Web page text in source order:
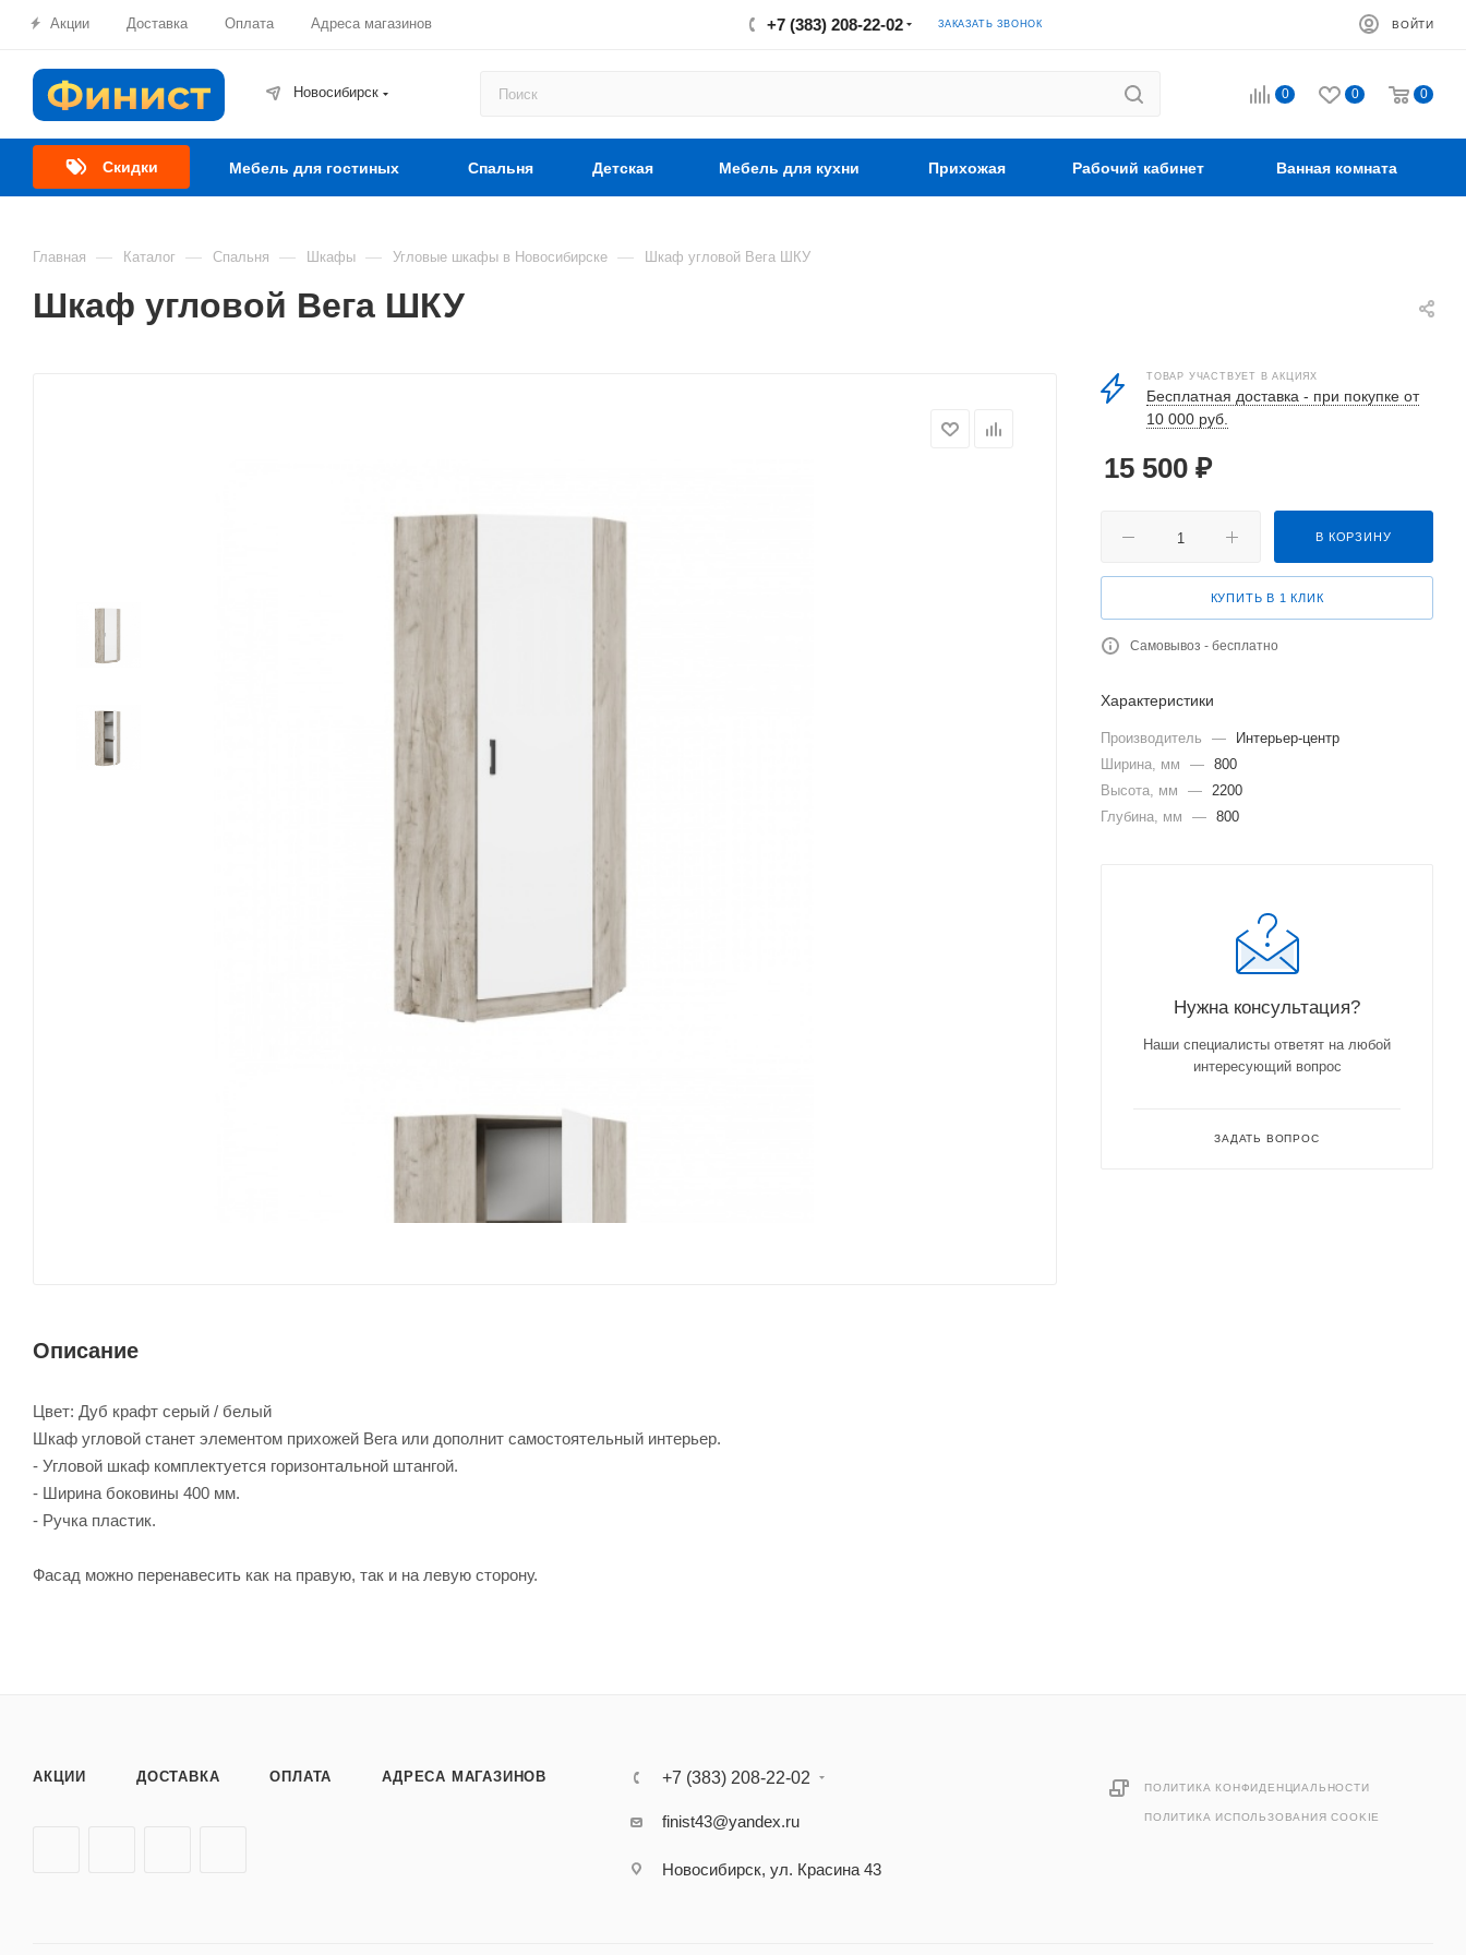
Акции Доставка Оплата Адреса магазинов +7 (383) 208-22-02 ЗАКАЗАТЬ ЗВОНОК ВОЙТИ
Новосибирск 0 0 0
Скидки Мебель для гостиных Спальня Детская Мебель для кухни Прихожая Рабочий кабинет Ванная комната
Главная — Каталог — Спальня — Шкафы — Угловые шкафы в Новосибирске — Шкаф угловой Вега ШКУ
Шкаф угловой Вега ШКУ
Описание
Цвет: Дуб крафт серый / белый
Шкаф угловой станет элементом прихожей Вега или дополнит самостоятельный интерьер.
- Угловой шкаф комплектуется горизонтальной штангой.
- Ширина боковины 400 мм.
- Ручка пластик.
Фасад можно перенавесить как на правую, так и на левую сторону.
ТОВАР УЧАСТВУЕТ В АКЦИЯХ
Бесплатная доставка - при покупке от
10 000 руб.
15 500 ₽
В КОРЗИНУ
КУПИТЬ В 1 КЛИК
Самовывоз - бесплатно
Характеристики
Производитель —
Интерьер-центр
Ширина, мм
— 800
Высота, мм
— 2200
Глубина, мм
— 800
Нужна консультация?
Наши специалисты ответят на любой
интересующий вопрос
ЗАДАТЬ ВОПРОС
АКЦИИ ДОСТАВКА ОПЛАТА АДРЕСА МАГАЗИНОВ +7 (383) 208-22-02
finist43@yandex.ru
Новосибирск, ул. Красина 43
ПОЛИТИКА КОНФИДЕНЦИАЛЬНОСТИ
ПОЛИТИКА ИСПОЛЬЗОВАНИЯ COOKIE